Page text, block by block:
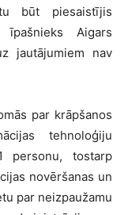
būt piesaistījis
īpašnieks Aigars
jautājumiem nav
par krāpšanos
tehnoloģiju
personu, tostarp
novēršanas un
par neizpaužamu